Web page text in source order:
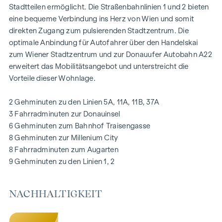
AUSSTATTUNG
Eichenparkettböden
Stilvolle Markenfliesen
Außenliegender, elektrischer Sonnenschutz
Klimaanlage im DG
Photovoltaikanlage am Dach
Digitale Gegensprechanlage und
schwarzes Brett über Handyapp
Smarte Hausverwaltungs-App „puck“
HIGHLIGHTS
Gärten, Balkone, Loggien, Dachterrassen
166 Tiefgaragenstellplätze
Stadtteilen ermöglicht. Die Straßenbahnlinien 1 und 2 bieten
eine bequeme Verbindung ins Herz von Wien und somit
direkten Zugang zum pulsierenden Stadtzentrum. Die
optimale Anbindung für Autofahrer über den Handelskai
zum Wiener Stadtzentrum und zur Donauufer Autobahn A22
erweitert das Mobilitätsangebot und unterstreicht die
Vorteile dieser Wohnlage.
2 Gehminuten zu den Linien 5A, 11A, 11B, 37A
3 Fahrradminuten zur Donauinsel
6 Gehminuten zum Bahnhof Traisengasse
8 Gehminuten zur Millenium City
8 Fahrradminuten zum Augarten
9 Gehminuten zu den Linien 1, 2
NACHHALTIGKEIT